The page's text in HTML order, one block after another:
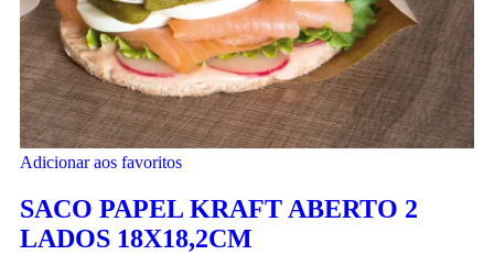
Adicionar aos favoritos
SACO PAPEL KRAFT ABERTO 2
LADOS 18X18,2CM